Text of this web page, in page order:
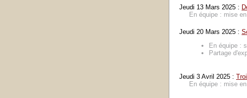
Jeudi 13 Mars 2025 :
En équipe : mise
Jeudi 20 Mars 2025 :
En équipe :
Partage
Jeudi 3 Avril 2025 :
En équipe : mise